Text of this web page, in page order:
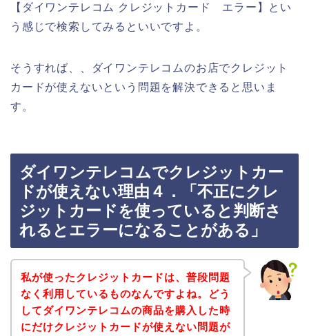
【ダイワンテレコム クレジットカード エラー】とい
う感じで検索してみるといいですよ。
そうすれば、、ダイワンテレコムのお店でクレジット
カードが使えないという問題を解決できると思いま
す。
ダイワンテレコムでクレジットカー
ドが使えない理由４．「不正にクレ
ジットカードを使っていると判断さ
れるとエラーになることがある」
私が使ったクレジットカードは、普段問題
なく利用しているものなんですよね。どう
してダイワンテレコムの商品を購入した時
にだけクレジットカードが使えない問題が